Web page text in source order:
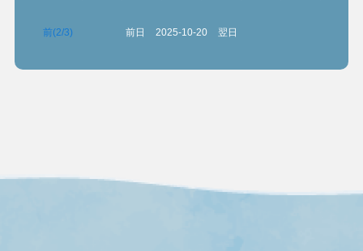
前(2/3) 前日 2025-10-20 翌日